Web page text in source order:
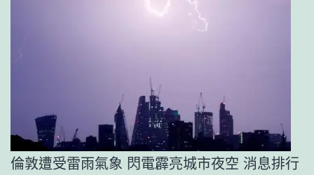
倫敦遭受雷雨氣象 閃電霹亮城市夜空 消息排行